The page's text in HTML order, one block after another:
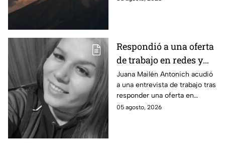
Respondió a una oferta
de trabajo en redes y
nunca volvió: La
historia detrás del
feminicidio de Juana
Mailén Antonich
Juana Mailén Antonich acudió
a una entrevista de trabajo tras
responder una oferta en
Facebook; fue hallada sin vida
05 agosto, 2026